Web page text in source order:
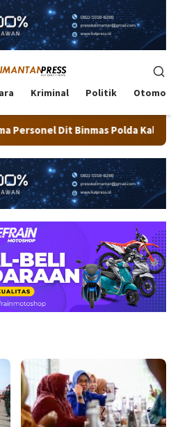
Kriminal Politik
Kaltara Salurkan Beras